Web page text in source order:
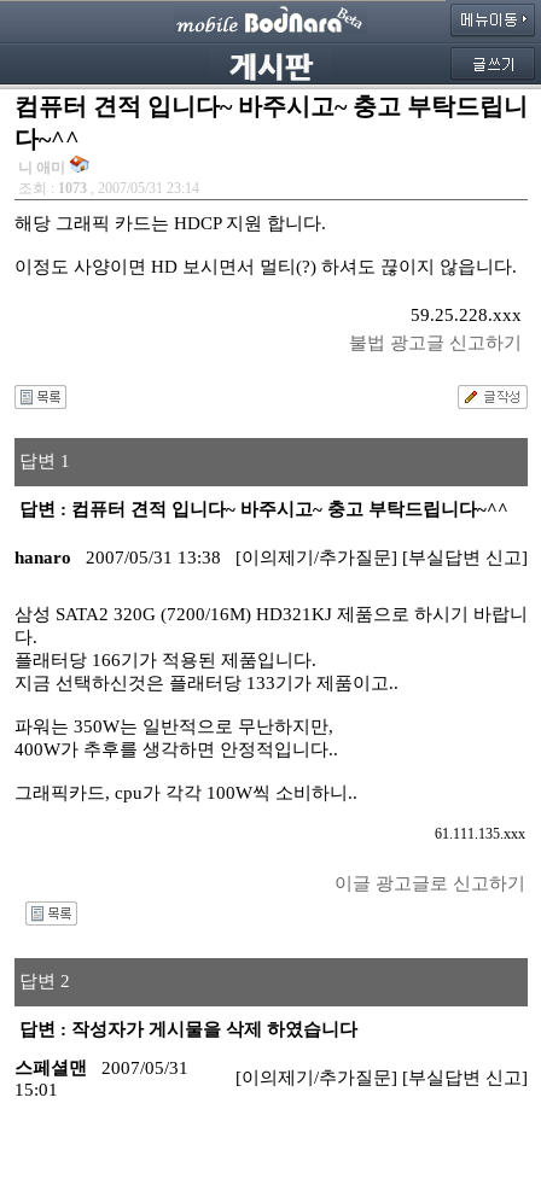
컴퓨터 견적 입니다~ 바주시고~ 충고 부탁드립니
다~^^
니 애미
조회 : 1073 , 2007/05/31 23:14
해당 그래픽 카드는 HDCP 지원 합니다.
이정도 사양이면 HD 보시면서 멀티(?) 하셔도 끊이지 않읍니다.
59.25.228.xxx
불법 광고글 신고하기
답변 1
답변 : 컴퓨터 견적 입니다~ 바주시고~ 충고 부탁드립니다~^^
hanaro 2007/05/31 13:38 [이의제기/추가질문] [부실답변 신고]
삼성 SATA2 320G (7200/16M) HD321KJ 제품으로 하시기 바랍니
다.
플래터당 166기가 적용된 제품입니다.
지금 선택하신것은 플래터당 133기가 제품이고..
파워는 350W는 일반적으로 무난하지만,
400W가 추후를 생각하면 안정적입니다..
그래픽카드, cpu가 각각 100W씩 소비하니..
61.111.135.xxx
이글 광고글로 신고하기
답변 2
답변 : 작성자가 게시물을 삭제 하였습니다
스페셜맨
2007/05/31
15:01
[이의제기/추가질문] [부실답변 신고]